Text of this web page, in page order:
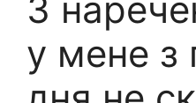
З
у мене з